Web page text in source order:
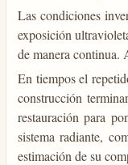
Las condiciones
exposición
de manera continua.
En tiempos el
construcción
restauración para
sistema radiante,
estimación de su